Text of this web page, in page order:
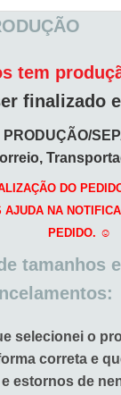
tem
finalizado
PRODUÇÃO/
DO
AJUDA NA
PEDIDO. ☺️
tamanhos
selecionei o
correta e
estornos de